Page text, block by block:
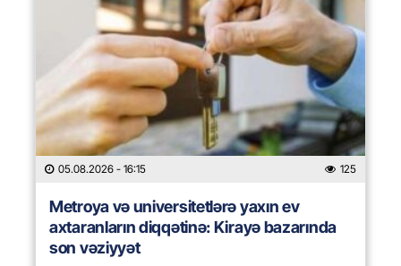
05.08.2026 - 16:15 125
Metroya və universitetlərə yaxın ev
axtaranların diqqətinə: Kirayə bazarında
son vəziyyət